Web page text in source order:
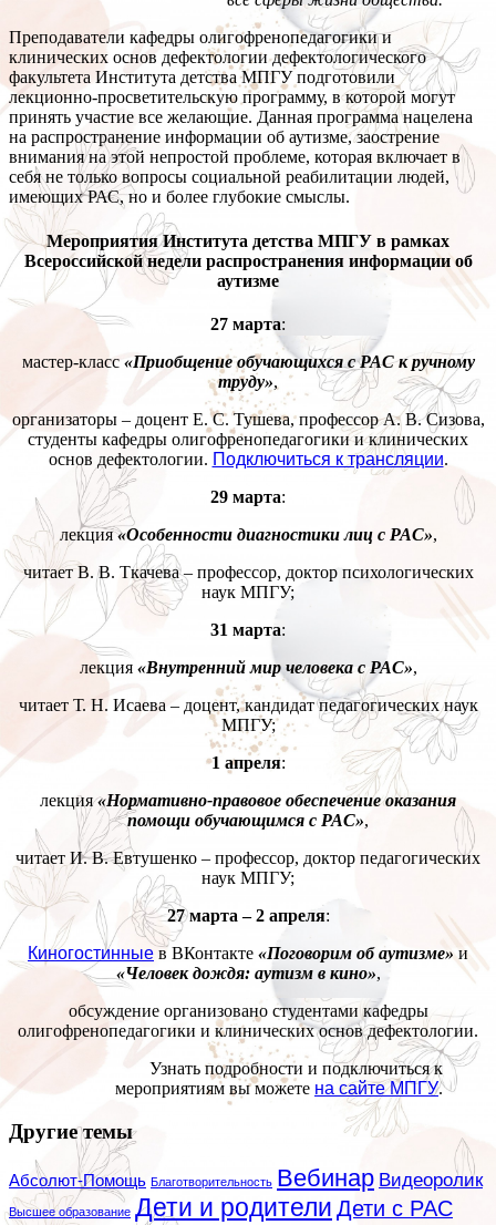
Преподаватели кафедры олигофренопедагогики и
клинических основ дефектологии дефектологического
факультета Института детства МПГУ подготовили
лекционно-просветительскую программу, в которой могут
принять участие все желающие. Данная программа нацелена
на распространение информации об аутизме, заострение
внимания на этой непростой проблеме, которая включает в
себя не только вопросы социальной реабилитации людей,
имеющих РАС, но и более глубокие смыслы.
Мероприятия Института детства МПГУ в рамках
Всероссийской недели распространения информации об
аутизме
27 марта:
мастер-класс «Приобщение обучающихся с РАС к ручному
труду»,
организаторы – доцент Е. С. Тушева, профессор А. В. Сизова,
студенты кафедры олигофренопедагогики и клинических
основ дефектологии. Подключиться к трансляции.
29 марта:
лекция«Особенности диагностики лиц с РАС»,
читает В. В. Ткачева – профессор, доктор психологических
наук МПГУ;
31 марта:
лекция «Внутренний мир человека с РАС»,
читает Т. Н. Исаева – доцент, кандидат педагогических наук
МПГУ;
1 апреля:
лекция«Нормативно-правовое обеспечение оказания
помощи обучающимся с РАС»,
читает И. В. Евтушенко – профессор, доктор педагогических
наук МПГУ;
27 марта – 2 апреля:
Киногостинные в ВКонтакте «Поговорим об аутизме»и
«Человек дождя: аутизм в кино»,
обсуждение организовано студентами кафедры
олигофренопедагогики и клинических основ дефектологии.
Узнать подробности и подключиться к
мероприятиям вы можете на сайте МПГУ.
Другие темы
Абсолют-Помощь Благотворительность Вебинар Видеоролик
Высшее образование Дети и родители Дети с РАС